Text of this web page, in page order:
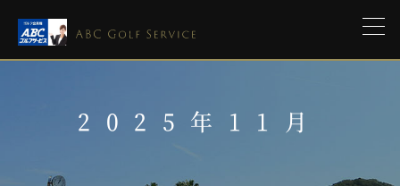
2025年11月